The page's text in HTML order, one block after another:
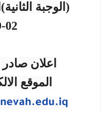
(الوجبة
02
اعلان
الموقع